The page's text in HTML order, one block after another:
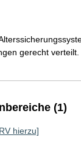
gerecht verteilt.
(1)
hierzu]